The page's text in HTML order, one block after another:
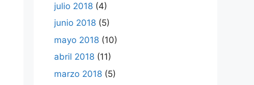
julio 2018 (4)
junio 2018 (5)
mayo 2018 (10)
abril 2018 (11)
marzo 2018 (5)